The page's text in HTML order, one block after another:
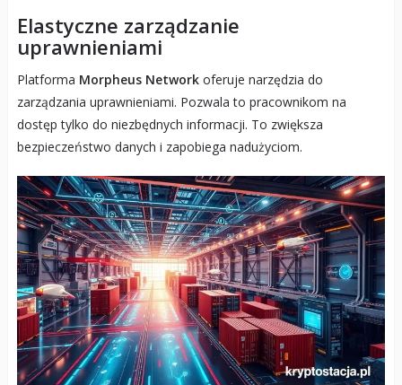
Elastyczne zarządzanie
uprawnieniami
Platforma Morpheus Networkoferuje narzędzia do
zarządzania uprawnieniami. Pozwala to pracownikom na
dostęp tylko do niezbędnych informacji. To zwiększa
bezpieczeństwo danych i zapobiega nadużyciom.